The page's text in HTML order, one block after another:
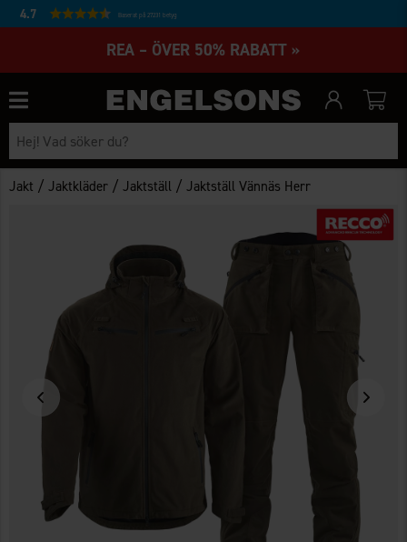
4.7 Baserat på 27231 betyg
REA – ÖVER 50% RABATT »
Jakt /Jaktkläder /Jaktställ /Jaktställ Vännäs Herr